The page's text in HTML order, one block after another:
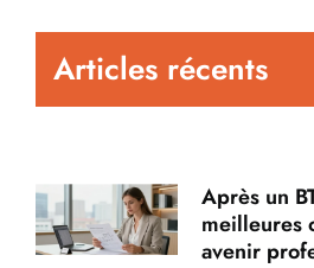
Articles récents
Après un
meilleures
avenir